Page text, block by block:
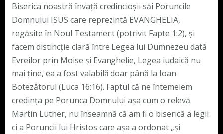
Biserica noastră învață credincioșii săi Poruncile
Domnului ISUS care reprezintă EVANGHELIA,
regăsite în Noul Testament (potrivit Fapte 1:2), și
facem distincție clară între Legea lui Dumnezeu dată
Evreilor prin Moise și Evanghelie, Legea iudaică nu
mai ține, ea a fost valabilă doar până la Ioan
Botezătorul (Luca 16:16). Faptul că ne întemeiem
credința pe Porunca Domnului așa cum o relevă
Martin Luther, nu înseamnă că am fi o biserică a legii
ci a Poruncii lui Hristos care așa a ordonat „și